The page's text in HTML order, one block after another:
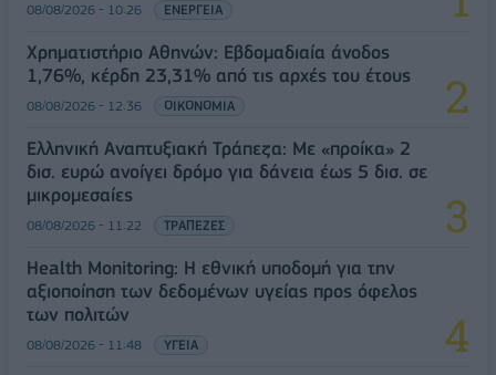
08/08/2026 - 10:26 ΕΝΕΡΓΕΙΑ
Χρηματιστήριο Αθηνών: Εβδομαδιαία άνοδος
1,76%, κέρδη 23,31% από τις αρχές του έτους
08/08/2026 - 12:36 ΟΙΚΟΝΟΜΙΑ
Ελληνική Αναπτυξιακή Τράπεζα: Με «προίκα» 2
δισ. ευρώ ανοίγει δρόμο για δάνεια έως 5 δισ. σε
μικρομεσαίες
08/08/2026 - 11:22 ΤΡΑΠΕΖΕΣ
Health Monitoring: Η εθνική υποδομή για την
αξιοποίηση των δεδομένων υγείας προς όφελος
των πολιτών
08/08/2026 - 11:48 ΥΓΕΙΑ